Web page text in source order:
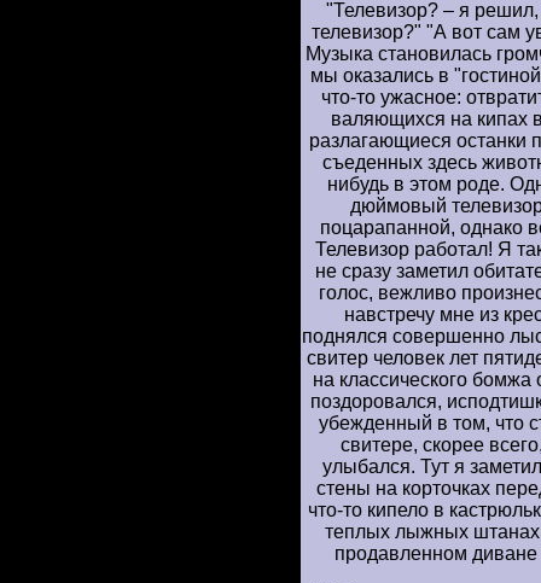
"Телевизор? – я
телевизор?" "А вот сам
Музыка становилась
мы оказались в
что-то ужасное:
валяющихся на кипах
разлагающиеся останки
съеденных здесь
нибудь в этом роде.
дюймовый
поцарапанной, однако
Телевизор работал! Я
не сразу заметил
голос, вежливо
навстречу мне из
поднялся совершенно
свитер человек лет
на классического
поздоровался,
убежденный в том, что
свитере, скорее
улыбался. Тут я
стены на корточках
что-то кипело в
теплых лыжных штанах
продавленном диване